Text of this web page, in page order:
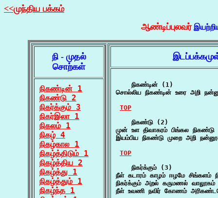
<<முந்திய பக்கம்
ஆண்டிப்புலவர்
நி - முதல்
சொற்கள்
நிகண்டின் 1
நிகண்டு 2
நிகர்க்கும் 3
நிகர்இலா 1
நிகலம் 1
நிகழ் 4
நிகழ்கால 1
நிகழ்த்திடும் 1
நிகழ்த்திய 2
நிகழ்த்து 1
நிகழ்த்தும் 1
நிகழ்ந்த 1
    நிகண்டின் (1)
சொல்லிய நிகண்டின் உரை அறி
TOP
    நிகண்டு (2)
முன் உள திவாகரம் பிங்கல
இயம்பிய நிகண்டு முறை அறி
TOP
    நிகர்க்கும் (3)
நீள் கடாரம் காழம் ஈழமே சிங்களம்
நிகர்க்கும் அறல் கருமணல்
நீள் உவணி நவிர் கோணம்